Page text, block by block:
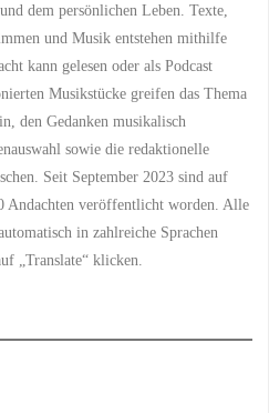
dem persönlichen Leben. Texte,
und Musik entstehen mithilfe
kann gelesen oder als Podcast
Musikstücke greifen das Thema
den Gedanken musikalisch
sowie die redaktionelle
Seit September 2023 sind auf
Andachten veröffentlicht worden. Alle
in zahlreiche Sprachen
„Translate“ klicken.